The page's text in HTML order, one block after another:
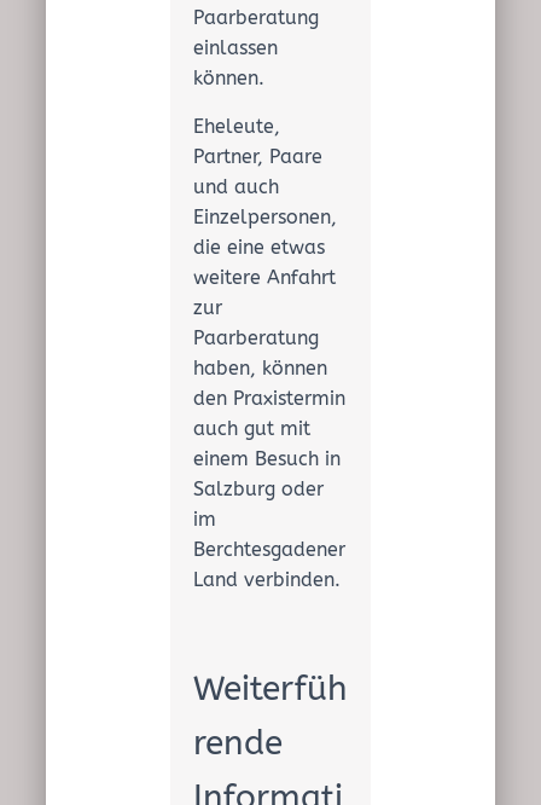
Paarberatung
einlassen
können.
Eheleute,
Partner, Paare
und auch
Einzelpersonen,
die eine etwas
weitere Anfahrt
zur
Paarberatung
haben, können
den Praxistermin
auch gut mit
einem Besuch in
Salzburg oder
im
Berchtesgadener
Land verbinden.
Weiterfüh
rende
Informati